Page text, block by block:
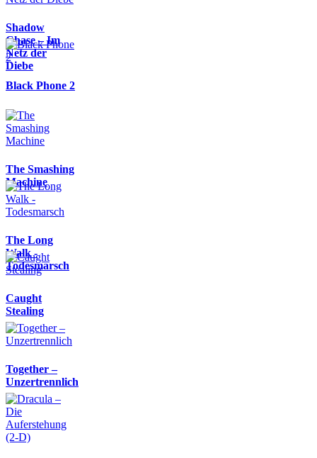
Shadow
Chase – Im
Netz der
Diebe
Black Phone 2
The Smashing
Machine
The Long
Walk -
Todesmarsch
Caught
Stealing
Together –
Unzertrennlich